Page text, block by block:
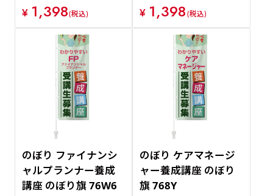
¥ 1,398(税込)
¥ 1,398(税込)
のぼり ファイナンシ
ャルプランナー養成
講座 のぼり旗 76W6
のぼり ケアマネージ
ャー養成講座 のぼり
旗 768Y